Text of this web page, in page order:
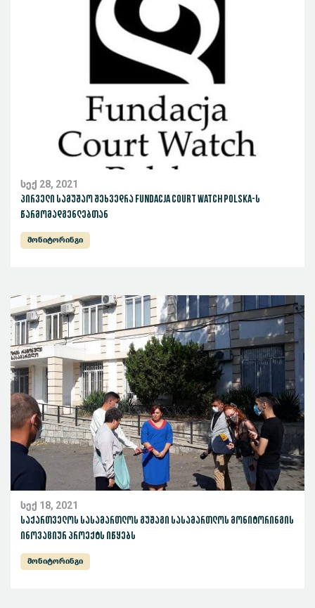
სექ 28, 2021
პირველი სამუშაო შეხვედრა Fundacja Court Watch Polska-ს
წარმომადგენლებთან
მონიტორინგი
სექ 18, 2021
საქართველოს სასამართლოს გუშაგი სასამართლოს მონიტორინგის
ინოვაციურ პროექტს იწყებს
მონიტორინგი